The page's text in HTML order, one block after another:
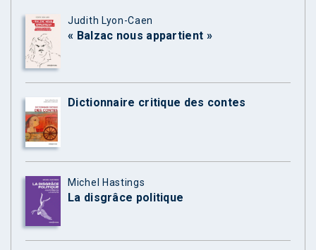
Judith Lyon-Caen
« Balzac nous appartient »
Dictionnaire critique des contes
Michel Hastings
La disgrâce politique